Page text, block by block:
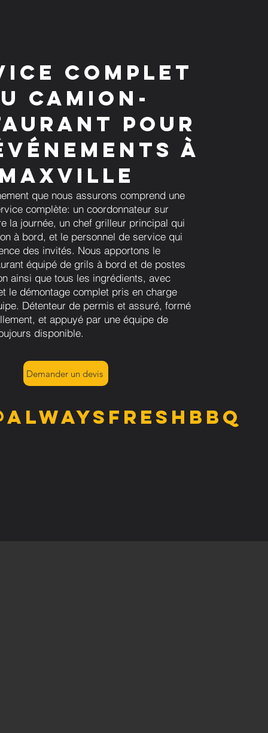
complet
camion-
pour
à
que nous assurons comprend une
complète: un coordonnateur sur
la journée, un chef grilleur principal qui
à bord, et le personnel de service qui
des invités. Nous apportons le
équipé de grils à bord et de postes
ainsi que tous les ingrédients, avec
le démontage complet pris en charge
Détenteur de permis et assuré, formé
et appuyé par une équipe de
disponible.
Demander un devis